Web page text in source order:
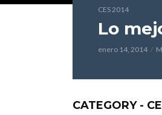
CES 2014
Lo
enero 14, 2014
CATEGORY -